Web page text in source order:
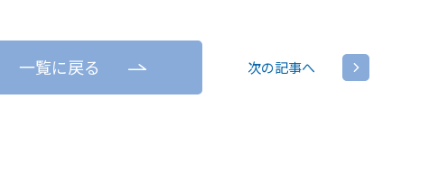
一覧に戻る 次の記事へ